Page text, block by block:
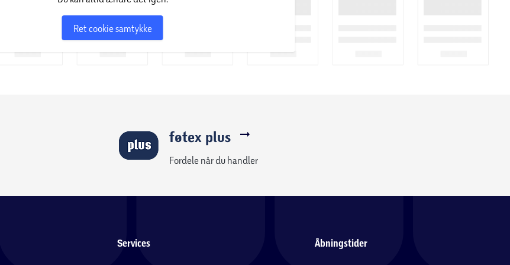
Ret cookie samtykke
føtex plus
Fordele når du handler
Services Åbningstider